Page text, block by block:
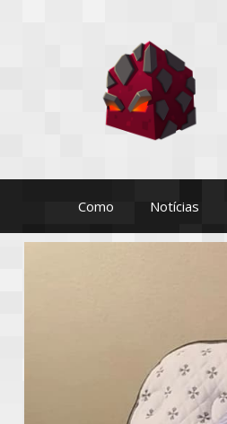
Como Notícias